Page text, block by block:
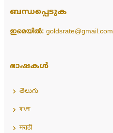
ബന്ധപ്പെടുക
ഇമെയിൽ: goldsrate@gmail.com
ഭാഷകൾ
తెలుగు
বাংলা
मराठी